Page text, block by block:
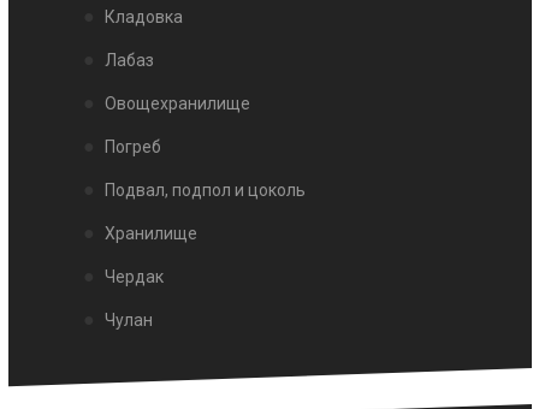
Кладовка
Лабаз
Овощехранилище
Погреб
Подвал, подпол и цоколь
Хранилище
Чердак
Чулан